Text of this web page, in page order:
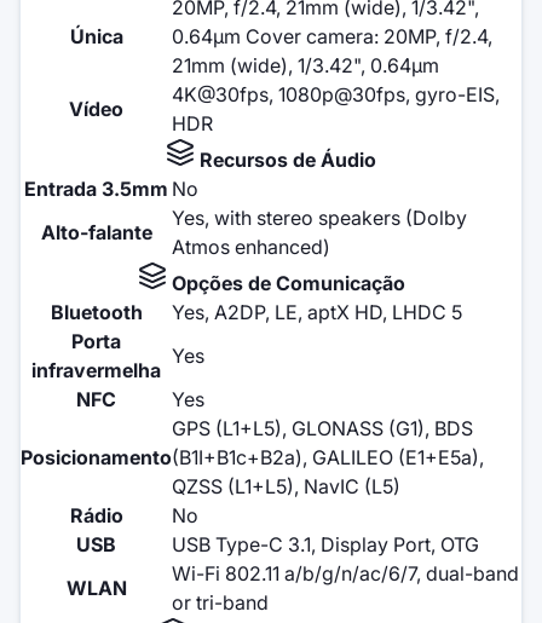
Única
20MP, f/2.4, 21mm (wide), 1/3.42",
0.64µm Cover camera: 20MP, f/2.4,
21mm (wide), 1/3.42", 0.64µm
Vídeo
4K@30fps, 1080p@30fps, gyro-EIS,
HDR
Recursos de Áudio
Entrada 3.5mm No
Alto-falante
Yes, with stereo speakers (Dolby
Atmos enhanced)
Opções de Comunicação
Bluetooth
Yes, A2DP, LE, aptX HD, LHDC 5
Porta
infravermelha
Yes
NFC
Yes
Posicionamento
GPS (L1+L5), GLONASS (G1), BDS
(B1I+B1c+B2a), GALILEO (E1+E5a),
QZSS (L1+L5), NavIC (L5)
Rádio
No
USB
USB Type-C 3.1, Display Port, OTG
WLAN
Wi-Fi 802.11 a/b/g/n/ac/6/7, dual-band
or tri-band